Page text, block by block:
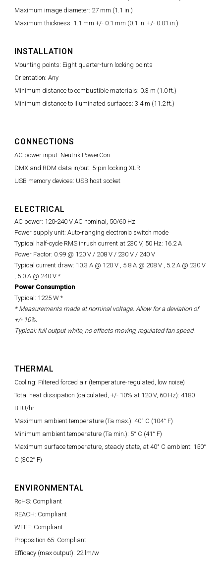
Maximum image diameter: 27 mm (1.1 in.)
Maximum thickness: 1.1 mm +/- 0.1 mm (0.1 in. +/- 0.01 in.)
INSTALLATION
Mounting points: Eight quarter-turn locking points
Orientation: Any
Minimum distance to combustible materials: 0.3 m (1.0 ft.)
Minimum distance to illuminated surfaces: 3.4 m (11.2 ft.)
CONNECTIONS
AC power input: Neutrik PowerCon
DMX and RDM data in/out: 5-pin locking XLR
USB memory devices: USB host socket
ELECTRICAL
AC power: 120-240 V AC nominal, 50/60 Hz
Power supply unit: Auto-ranging electronic switch mode
Typical half-cycle RMS inrush current at 230 V, 50 Hz: 16.2 A
Power Factor: 0.99 @ 120 V / 208 V / 230 V / 240 V
Typical current draw: 10.3 A @ 120 V , 5.8 A @ 208 V , 5.2 A @ 230 V
, 5.0 A @ 240 V *
Power Consumption
Typical: 1225 W *
* Measurements made at nominal voltage. Allow for a deviation of
+/- 10%.
Typical: full output white, no effects moving, regulated fan speed.
THERMAL
Cooling: Filtered forced air (temperature-regulated, low noise)
Total heat dissipation (calculated, +/- 10% at 120 V, 60 Hz): 4180
BTU/hr
Maximum ambient temperature (Ta max.): 40° C (104° F)
Minimum ambient temperature (Ta min.): 5° C (41° F)
Maximum surface temperature, steady state, at 40° C ambient: 150°
C (302° F)
ENVIRONMENTAL
RoHS: Compliant
REACH: Compliant
WEEE: Compliant
Proposition 65: Compliant
Efficacy (max output): 22 lm/w